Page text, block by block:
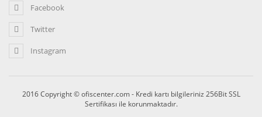
Facebook
Twitter
Instagram
2016 Copyright © ofiscenter.com - Kredi kartı bilgileriniz 256Bit SSL
Sertifikası ile korunmaktadır.